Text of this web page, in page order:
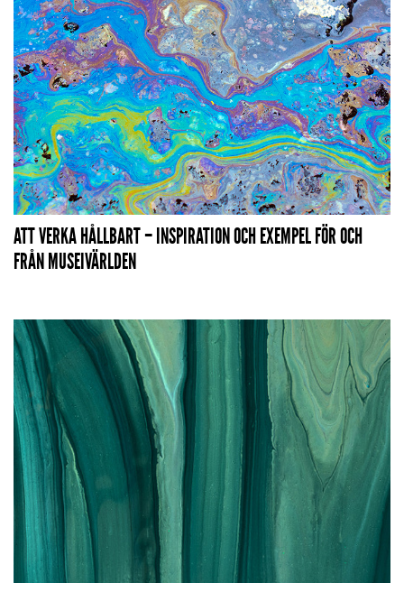
ATT VERKA HÅLLBART – INSPIRATION OCH EXEMPEL FÖR OCH
FRÅN MUSEIVÄRLDEN